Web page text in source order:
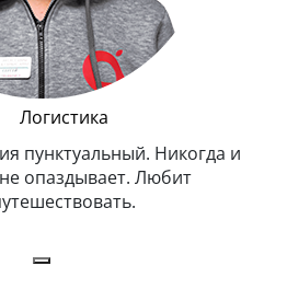
Логистика
пунктуальный. Никогда и
опаздывает. Любит